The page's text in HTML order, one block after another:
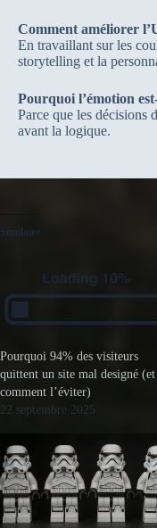
Comment améliorer
En travaillant sur les
storytelling et la
Pourquoi l’émotion
Parce que les décisions
avant la logique.
Similaire
Pourquoi 94% des visiteurs
quittent un site mal designé (et
comment l’éviter)
22 septembre 2025